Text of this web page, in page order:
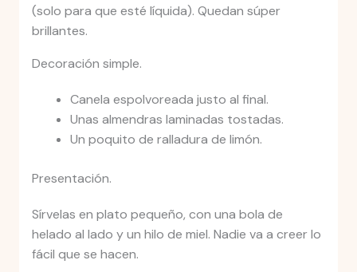
(solo para que esté líquida). Quedan súper
brillantes.
Decoración simple.
Canela espolvoreada justo al final.
Unas almendras laminadas tostadas.
Un poquito de ralladura de limón.
Presentación.
Sírvelas en plato pequeño, con una bola de
helado al lado y un hilo de miel. Nadie va a creer lo
fácil que se hacen.